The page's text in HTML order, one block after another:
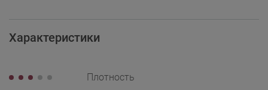
Характеристики
Плотность